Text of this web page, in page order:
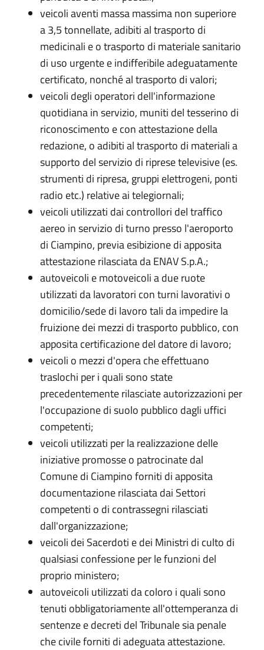
veicoli aventi massa massima non superiore
a 3,5 tonnellate, adibiti al trasporto di
medicinali e o trasporto di materiale sanitario
di uso urgente e indifferibile adeguatamente
certificato, nonché al trasporto di valori;
veicoli degli operatori dell'informazione
quotidiana in servizio, muniti del tesserino di
riconoscimento e con attestazione della
redazione, o adibiti al trasporto di materiali a
supporto del servizio di riprese televisive (es.
strumenti di ripresa, gruppi elettrogeni, ponti
radio etc.) relative ai telegiornali;
veicoli utilizzati dai controllori del traffico
aereo in servizio di turno presso l'aeroporto
di Ciampino, previa esibizione di apposita
attestazione rilasciata da ENAV S.p.A.;
autoveicoli e motoveicoli a due ruote
utilizzati da lavoratori con turni lavorativi o
domicilio/sede di lavoro tali da impedire la
fruizione dei mezzi di trasporto pubblico, con
apposita certificazione del datore di lavoro;
veicoli o mezzi d'opera che effettuano
traslochi per i quali sono state
precedentemente rilasciate autorizzazioni per
l'occupazione di suolo pubblico dagli uffici
competenti;
veicoli utilizzati per la realizzazione delle
iniziative promosse o patrocinate dal
Comune di Ciampino forniti di apposita
documentazione rilasciata dai Settori
competenti o di contrassegni rilasciati
dall'organizzazione;
veicoli dei Sacerdoti e dei Ministri di culto di
qualsiasi confessione per le funzioni del
proprio ministero;
autoveicoli utilizzati da coloro i quali sono
tenuti obbligatoriamente all'ottemperanza di
sentenze e decreti del Tribunale sia penale
che civile forniti di adeguata attestazione.